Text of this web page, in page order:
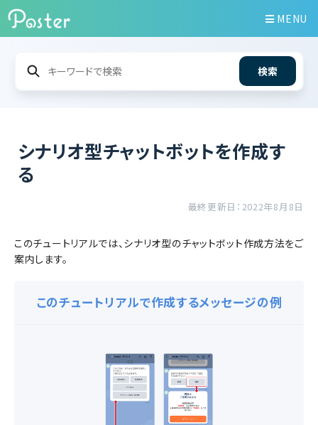
MENU
検索
シナリオ型チャットボットを作成す
る
最終更新日：2022年8月8日
このチュートリアルでは、シナリオ型のチャットボット作成方法をご
案内します。
このチュートリアルで作成するメッセージの例